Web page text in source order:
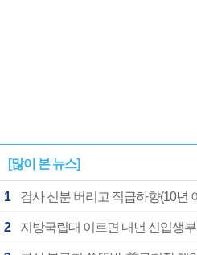
[많이 본 뉴스]
1
2 지방국립대 이르면 내년 신입생부